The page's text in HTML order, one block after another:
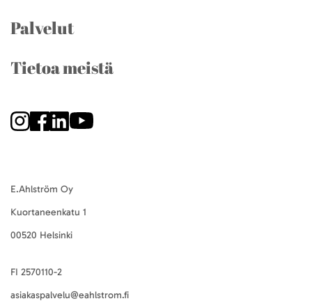
Palvelut
Tietoa meistä
E.Ahlström Oy
Kuortaneenkatu 1
00520 Helsinki
FI 2570110-2
asiakaspalvelu@eahlstrom.fi